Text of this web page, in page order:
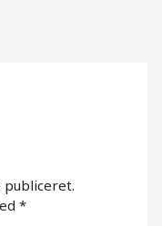
publiceret.
*